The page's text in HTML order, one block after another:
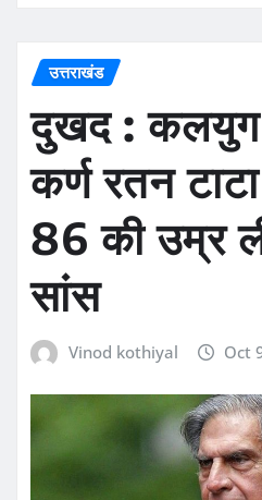
उत्तराखंड
दुखद : कलयुग
कर्ण रतन
86 की उम्र
सांस
Vinod kothiyal Oct